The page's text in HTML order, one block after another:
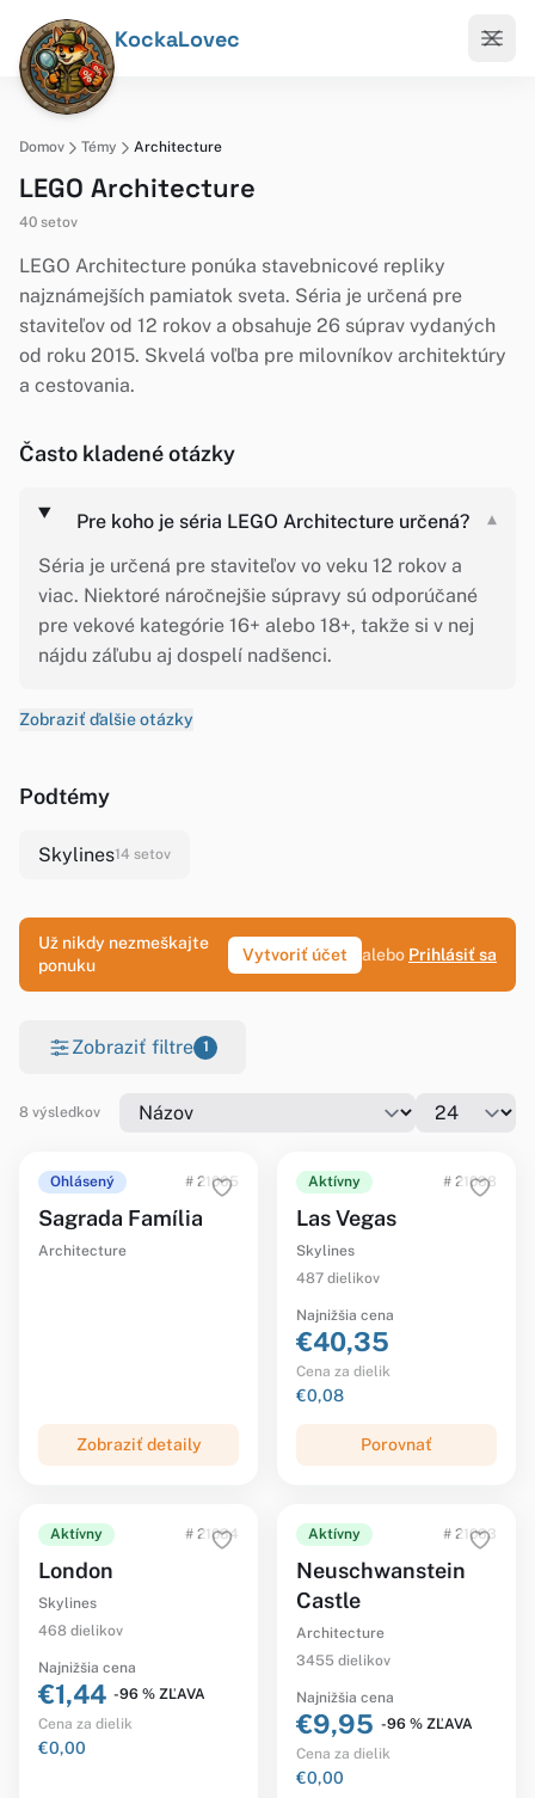
KockaLovec
Domov Témy Architecture
LEGO Architecture
40 setov
LEGO Architecture ponúka stavebnicové repliky
najznámejších pamiatok sveta. Séria je určená pre
staviteľov od 12 rokov a obsahuje 26 súprav vydaných
od roku 2015. Skvelá voľba pre milovníkov architektúry
a cestovania.
Často kladené otázky
Pre koho je séria LEGO Architecture určená?
▾
Séria je určená pre staviteľov vo veku 12 rokov a
viac. Niektoré náročnejšie súpravy sú odporúčané
pre vekové kategórie 16+ alebo 18+, takže si v nej
nájdu záľubu aj dospelí nadšenci.
Zobraziť ďalšie otázky
Podtémy
Skylines14 setov
Už nikdy nezmeškajte
ponuku
Vytvoriť účet alebo Prihlásiť sa
Zobraziť filtre 1
8 výsledkov
Ohlásený # 21065
Sagrada Família
Architecture
Zobraziť detaily
Aktívny # 21038
Las Vegas
Skylines
487 dielikov
Najnižšia cena
€40,35
Cena za dielik
€0,08
Porovnať
Aktívny # 21034
London
Skylines
468 dielikov
Najnižšia cena
€1,44 -96 % ZĽAVA
Cena za dielik
€0,00
Aktívny # 21063
Neuschwanstein
Castle
Architecture
3455 dielikov
Najnižšia cena
€9,95 -96 % ZĽAVA
Cena za dielik
€0,00